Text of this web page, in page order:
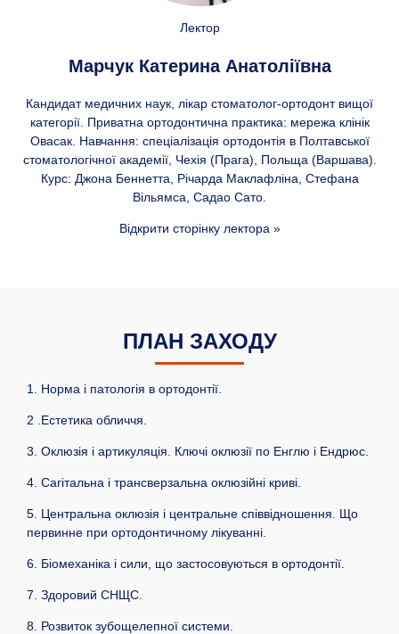
Лектор
Марчук Катерина Анатоліївна
Кандидат медичних наук, лікар стоматолог-ортодонт вищої
категорії. Приватна ортодонтична практика: мережа клінік
Овасак. Навчання: спеціалізація ортодонтія в Полтавської
стоматологічної академії, Чехія (Прага), Польща (Варшава).
Курс: Джона Беннетта, Річарда Маклафліна, Стефана
Вільямса, Садао Сато.
Відкрити сторінку лектора »
ПЛАН ЗАХОДУ
1. Норма і патологія в ортодонтії.
2 .Естетика обличчя.
3. Оклюзія і артикуляція. Ключі оклюзії по Енглю і Ендрюс.
4. Сагітальна і трансверзальна оклюзійні криві.
5. Центральна оклюзія і центральне співвідношення. Що
первинне при ортодонтичному лікуванні.
6. Біомеханіка і сили, що застосовуються в ортодонтії.
7. Здоровий СНЩС.
8. Розвиток зубощелепної системи.